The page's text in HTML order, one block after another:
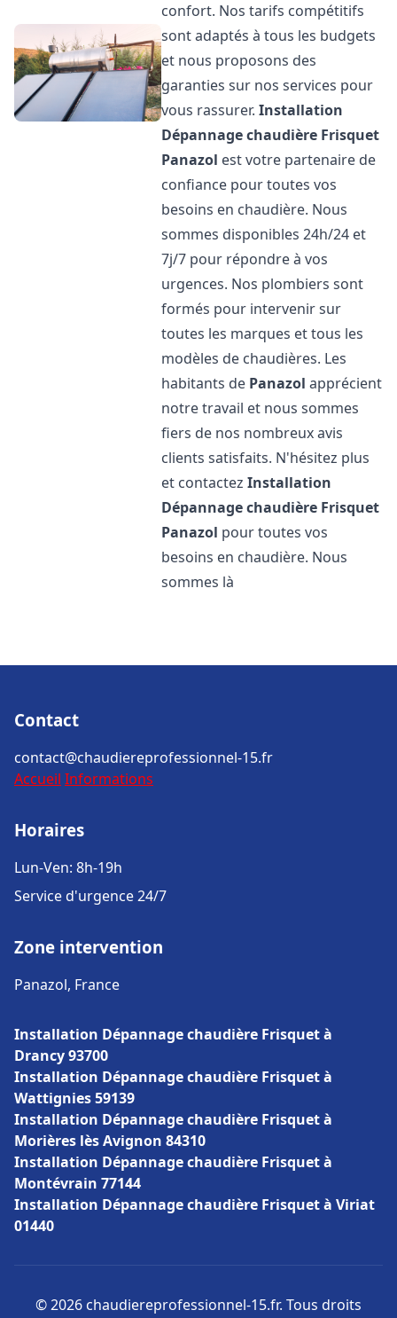
confort. Nos tarifs compétitifs
sont adaptés à tous les budgets
et nous proposons des
garanties sur nos services pour
vous rassurer.Installation
Dépannage chaudière Frisquet
Panazol est votre partenaire de
confiance pour toutes vos
besoins en chaudière. Nous
sommes disponibles 24h/24 et
7j/7 pour répondre à vos
urgences. Nos plombiers sont
formés pour intervenir sur
toutes les marques et tous les
modèles de chaudières. Les
habitants de Panazol apprécient
notre travail et nous sommes
fiers de nos nombreux avis
clients satisfaits. N'hésitez plus
et contactezInstallation
Dépannage chaudière Frisquet
Panazol pour toutes vos
besoins en chaudière. Nous
sommes là
Contact
contact@chaudiereprofessionnel-15.fr
Accueil Informations
Horaires
Lun-Ven: 8h-19h
Service d'urgence 24/7
Zone intervention
Panazol, France
Installation Dépannage chaudière Frisquet à
Drancy 93700
Installation Dépannage chaudière Frisquet à
Wattignies 59139
Installation Dépannage chaudière Frisquet à
Morières lès Avignon 84310
Installation Dépannage chaudière Frisquet à
Montévrain 77144
Installation Dépannage chaudière Frisquet à Viriat
01440
© 2026 chaudiereprofessionnel-15.fr. Tous droits